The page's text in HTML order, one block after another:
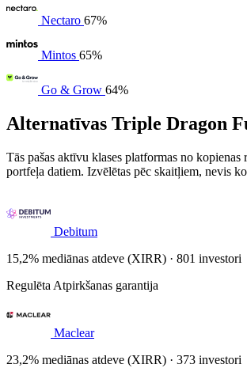
Nectaro 67%
Mintos 65%
Go & Grow 64%
Alternatīvas Triple Dragon
Tās pašas aktīvu klases platformas no kopienas
portfeļa datiem. Izvēlētas pēc skaitļiem, nevis
Debitum
15,2% mediānas atdeve (XIRR) · 801 investori
Regulēta Atpirkšanas garantija
Maclear
23,2% mediānas atdeve (XIRR) · 373 investori